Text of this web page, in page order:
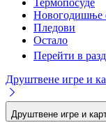
Термопосуде
Новогодишње
Пледови
Остало
Перейти в
Друштвене игре и
Друштвене игре и